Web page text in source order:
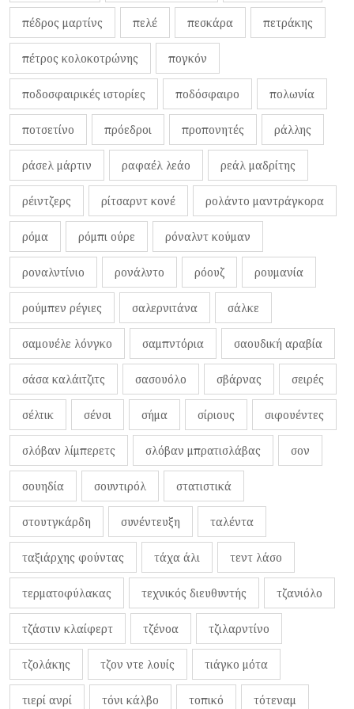
πέδρος μαρτίνς πελέ πεσκάρα πετράκης
πέτρος κολοκοτρώνης πογκόν
ποδοσφαιρικές ιστορίες ποδόσφαιρο πολωνία
ποτσετίνο πρόεδροι προπονητές ράλλης
ράσελ μάρτιν ραφαέλ λεάο ρεάλ μαδρίτης
ρέιντζερς ρίτσαρντ κονέ ρολάντο μαντράγκορα
ρόμα ρόμπι ούρε ρόναλντ κούμαν
ροναλντίνιο ρονάλντο ρόουζ ρουμανία
ρούμπεν ρέγιες σαλερνιτάνα σάλκε
σαμουέλε λόνγκο σαμπντόρια σαουδική αραβία
σάσα καλάιτζιτς σασουόλο σβάρνας σειρές
σέλτικ σένσι σήμα σίριους σιφουέντες
σλόβαν λίμπερετς σλόβαν μπρατισλάβας σον
σουηδία σουντιρόλ στατιστικά
στουτγκάρδη συνέντευξη ταλέντα
ταξιάρχης φούντας τάχα άλι τεντ λάσο
τερματοφύλακας τεχνικός διευθυντής τζανιόλο
τζάστιν κλαίφερτ τζένοα τζιλαρντίνο
τζολάκης τζον ντε λουίς τιάγκο μότα
τιερί ανρί τόνι κάλβο τοπικό τότεναμ